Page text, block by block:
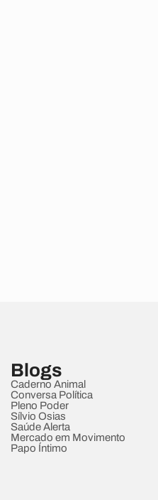
Blogs
Caderno Animal
Conversa Política
Pleno Poder
Sílvio Osias
Saúde Alerta
Mercado em Movimento
Papo Íntimo